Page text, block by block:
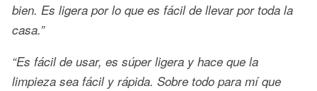
bien. Es ligera por lo que es fácil de llevar por toda la
casa.”
“Es fácil de usar, es súper ligera y hace que la
limpieza sea fácil y rápida. Sobre todo para mí que